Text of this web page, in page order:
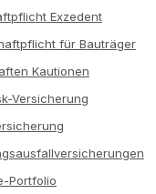
Exzedent
für Bauträger
Kautionen
Versicherung
Portfolio